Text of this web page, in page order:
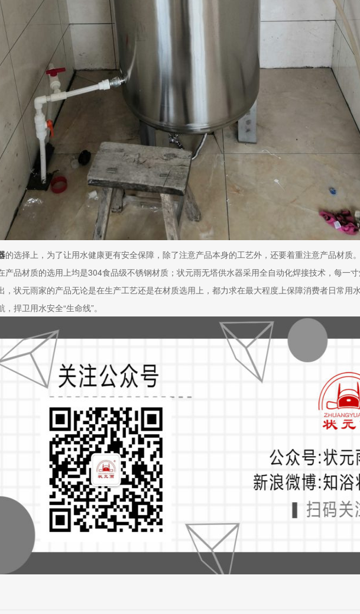
的选择上，为了让用水健康更有安全保障，除了注意产品本身的工艺外，还要着重注意产品材质
产品材质的选用上均是304食品级不锈钢材质；状元雨无塔供水器采用全自动化焊接技术，每一寸
，状元雨家的产品无论是在生产工艺还是在材质选用上，都力求在最大程度上保障消费者日常用
捍卫用水安全“生命线”。